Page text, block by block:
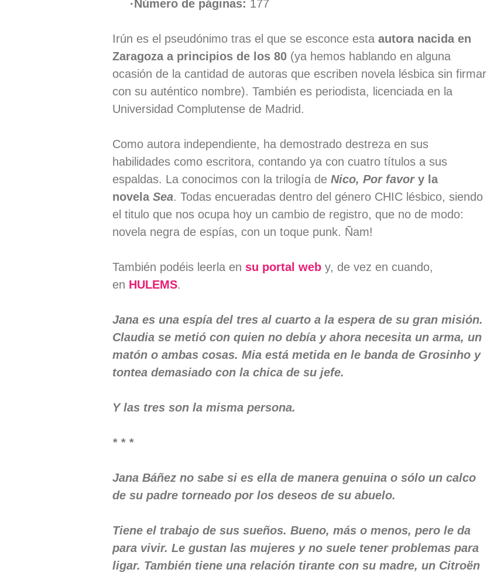
·Número de páginas: 177
Irún es el pseudónimo tras el que se esconce esta autora nacida en
Zaragoza a principios de los 80 (ya hemos hablando en alguna
ocasión de la cantidad de autoras que escriben novela lésbica sin firmar
con su auténtico nombre). También es periodista, licenciada en la
Universidad Complutense de Madrid.
Como autora independiente, ha demostrado destreza en sus
habilidades como escritora, contando ya con cuatro títulos a sus
espaldas. La conocimos con la trilogía de Nico, Por favor y la
novela Sea. Todas encueradas dentro del género CHIC lésbico, siendo
el titulo que nos ocupa hoy un cambio de registro, que no de modo:
novela negra de espías, con un toque punk. Ñam!
También podéis leerla en su portal web y, de vez en cuando,
en HULEMS.
Jana es una espía del tres al cuarto a la espera de su gran misión.
Claudia se metió con quien no debía y ahora necesita un arma, un
matón o ambas cosas. Mia está metida en le banda de Grosinho y
tontea demasiado con la chica de su jefe.
Y las tres son la misma persona.
* * *
Jana Báñez no sabe si es ella de manera genuina o sólo un calco
de su padre torneado por los deseos de su abuelo.
Tiene el trabajo de sus sueños. Bueno, más o menos, pero le da
para vivir. Le gustan las mujeres y no suele tener problemas para
ligar. También tiene una relación tirante con su madre, un Citroën